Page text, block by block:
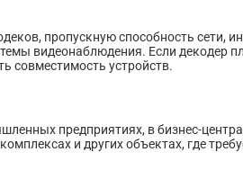
пропускную способность сети,
видеонаблюдения. Если декодер
совместимость устройств.
предприятиях, в бизнес-
и других объектах, где